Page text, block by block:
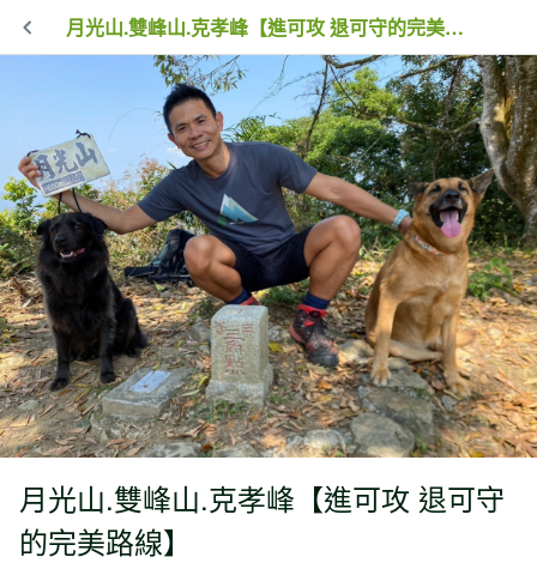
月光山.雙峰山.克孝峰【進可攻 退可守的完美路線】
月光山.雙峰山.克孝峰【進可攻 退可守
的完美路線】